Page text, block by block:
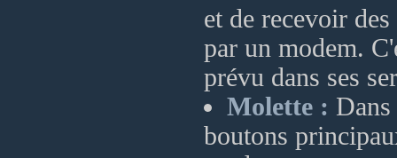
et de recevoir
par un modem.
prévu dans ses
Molette :
boutons